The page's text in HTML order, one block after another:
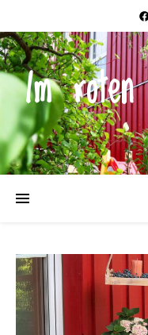
Im roten